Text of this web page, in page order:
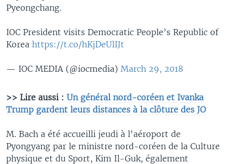
Pyeongchang.
IOC President visits Democratic People’s Republic of
Korea https://t.co/hKjDeUlIJt
— IOC MEDIA (@iocmedia) March 29, 2018
>> Lire aussi : Un général nord-coréen et Ivanka
Trump gardent leurs distances à la clôture des JO
M. Bach a été accueilli jeudi à l'aéroport de
Pyongyang par le ministre nord-coréen de la Culture
physique et du Sport, Kim Il-Guk, également